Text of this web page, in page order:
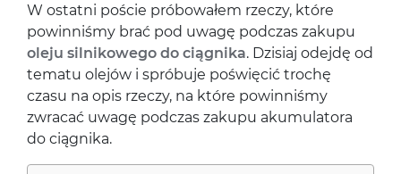
W ostatni poście próbowałem rzeczy, które
powinniśmy brać pod uwagę podczas zakupu
oleju silnikowego do ciągnika. Dzisiaj odejdę od
tematu olejów i spróbuje poświęcić trochę
czasu na opis rzeczy, na które powinniśmy
zwracać uwagę podczas zakupu akumulatora
do ciągnika.